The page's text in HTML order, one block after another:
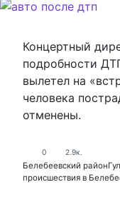
Концертный
подробности
вылетел на
человека
отменены.
0 2.9к.
Белебеевский район
происшествия в